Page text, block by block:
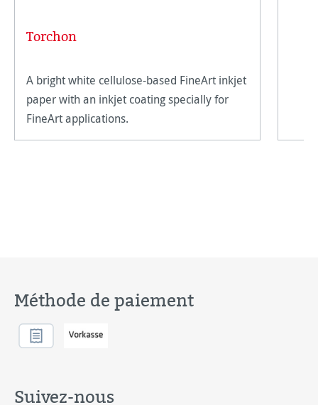
Torchon
A bright white cellulose-based FineArt inkjet
paper with an inkjet coating specially for
FineArt applications.
Méthode de paiement
Suivez-nous